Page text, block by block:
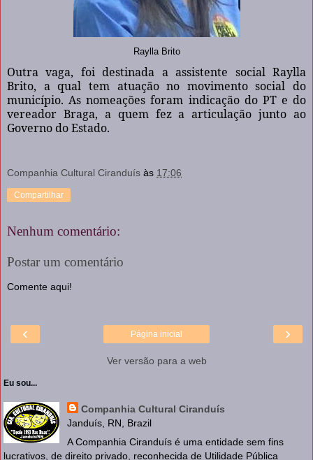
Raylla Brito
Outra vaga, foi destinada a assistente social Raylla
Brito, a qual tem atuação no movimento social do
município. As nomeações foram indicação do PT e do
vereador Braga, a quem fez a articulação junto ao
Governo do Estado.
Companhia Cultural Ciranduís às 17:06
Compartilhar
Nenhum comentário:
Postar um comentário
Comente aqui!
‹ ›
Página inicial
Ver versão para a web
Eu sou...
Companhia Cultural Ciranduís
Janduís, RN, Brazil
A Companhia Ciranduís é uma entidade sem fins
lucrativos, de direito privado, reconhecida de Utilidade Pública